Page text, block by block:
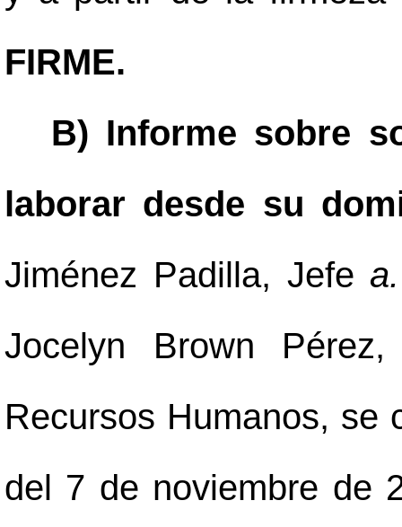
FIRME.
B) Informe sobre
laborar desde su
Jiménez Padilla, Jefe
Jocelyn Brown
Recursos Humanos, se
del 7 de noviembre de